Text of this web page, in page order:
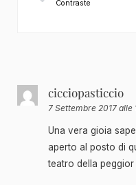
Contraste
cicciopasticcio
7 Settembre 2017 alle
Una vera gioia
aperto al posto di
teatro della